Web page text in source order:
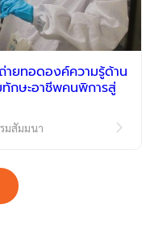
ายทอดองค์ความรู้ด้าน
กษะอาชีพคนพิการสู่
มสัมมนา